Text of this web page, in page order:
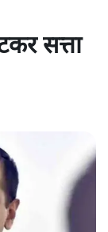
सत्ता